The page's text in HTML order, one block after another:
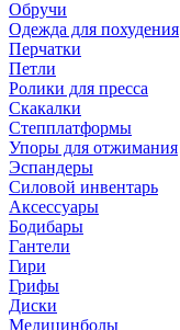
Обручи
Одежда для похудения
Перчатки
Петли
Ролики для пресса
Скакалки
Степплатформы
Упоры для отжимания
Эспандеры
Силовой инвентарь
Аксессуары
Бодибары
Гантели
Гири
Грифы
Диски
Медицинболы